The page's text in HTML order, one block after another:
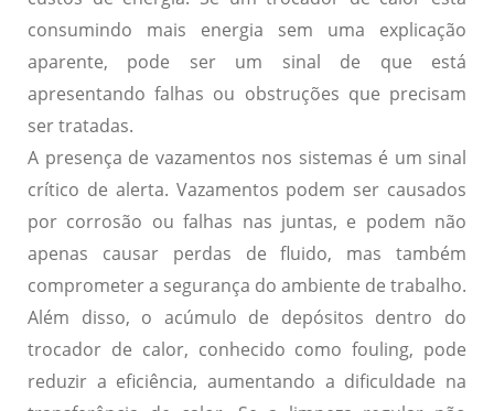
consumindo mais energia sem uma explicação
aparente, pode ser um sinal de que está
apresentando falhas ou obstruções que precisam
ser tratadas.
A presença de vazamentos nos sistemas é um sinal
crítico de alerta. Vazamentos podem ser causados
por corrosão ou falhas nas juntas, e podem não
apenas causar perdas de fluido, mas também
comprometer a segurança do ambiente de trabalho.
Além disso, o acúmulo de depósitos dentro do
trocador de calor, conhecido comofouling, pode
reduzir a eficiência, aumentando a dificuldade na